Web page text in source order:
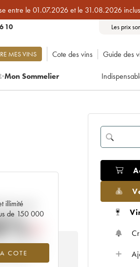
entre le 01.07.2026 et le 31.08.2026
10 Les prix
MES VINS Cote des vins Guide des
Mon Sommelier
illimité
de 150 000
COTE
de la cote
millésime 1993
à 2025